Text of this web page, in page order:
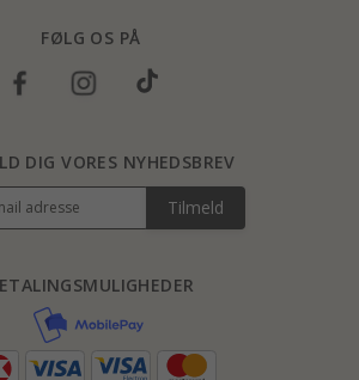
FØLG OS PÅ
DIG VORES NYHEDSBREV
Tilmeld